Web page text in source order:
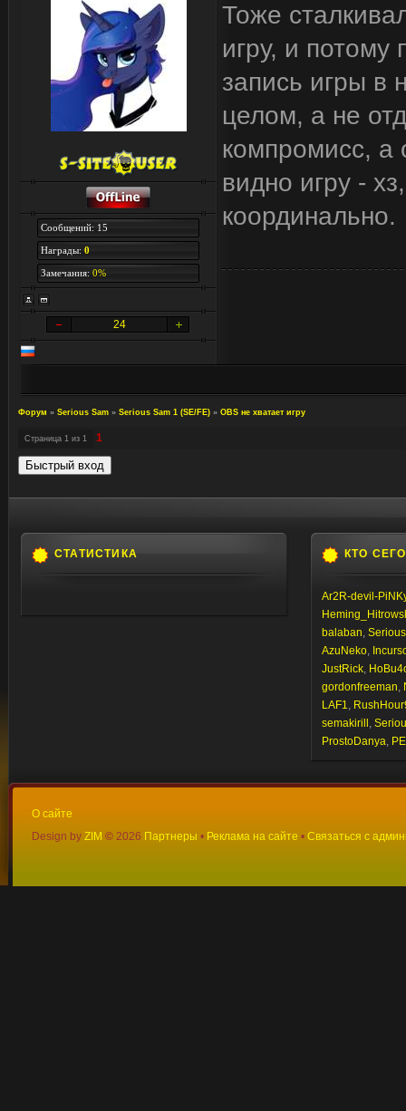
Сообщений: 15
Награды: 0
Замечания: 0%
24
Тоже
игру, и
запись игры в
целом, а не
компромисс, а
видно игру -
координально.
Форум » Serious Sam » Serious Sam 1 (SE/FE) » OBS не хватает игру
Страница 1 из 1 1
СТАТИСТИКА КТО
Ar2R-devil-
balaban,
AzuNeko,
JustRick,
gordonfreeman,
LAF1,
semakirill ,
ProstoDanya,
О сайте
Design by ZIM © 2026 Партнеры • Реклама на сайте • Связаться с